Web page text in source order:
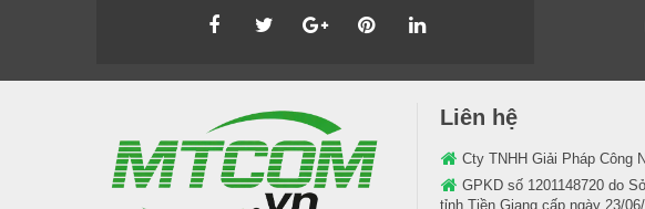
Liên hệ
Cty TNHH Giải Pháp Công
GPKD số 1201148720 do
tỉnh Tiền Giang cấp ngày 23/06/